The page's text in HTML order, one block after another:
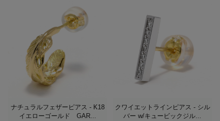
ナチュラルフェザーピアス - K18
イエローゴールド GAR...
クワイエットラインピアス - シル
バー w/キュービックジル...